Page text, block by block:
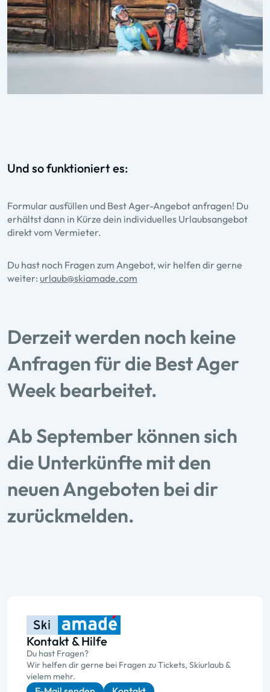
Und so funktioniert es:
Formular ausfüllen und Best Ager-Angebot anfragen! Du
erhältst dann in Kürze dein individuelles Urlaubsangebot
direkt vom Vermieter.
Du hast noch Fragen zum Angebot, wir helfen dir gerne
weiter: urlaub@skiamade.com
Derzeit werden noch keine
Anfragen für die Best Ager
Week bearbeitet.
Ab September können sich
die Unterkünfte mit den
neuen Angeboten bei dir
zurückmelden.
Kontakt & Hilfe
Du hast Fragen?
Wir helfen dir gerne bei Fragen zu Tickets, Skiurlaub &
vielem mehr.